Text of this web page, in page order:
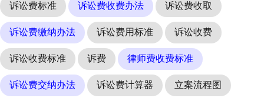
诉讼费标准 诉讼费收费办法 诉讼费收取
诉讼费缴纳办法 诉讼费用标准 诉讼收费
诉讼收费标准 诉费 律师费收费标准
诉讼费交纳办法 诉讼费计算器 立案流程图